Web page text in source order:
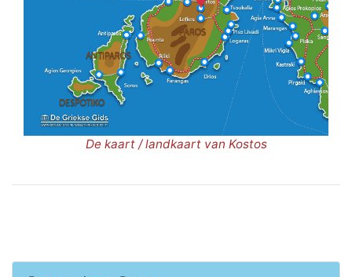
De kaart / landkaart van Kostos